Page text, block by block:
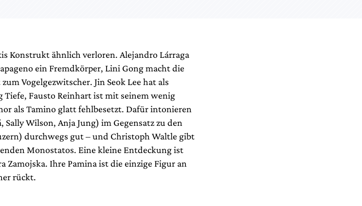
Konstrukt ähnlich verloren. Alejandro Lárraga
ein Fremdkörper, Lini Gong macht die
Vogelgezwitscher. Jin Seok Lee hat als
Tiefe, Fausto Reinhart ist mit seinem wenig
als Tamino glatt fehlbesetzt. Dafür intonieren
Sally Wilson, Anja Jung) im Gegensatz zu den
durchwegs gut – und Christoph Waltle gibt
Monostatos. Eine kleine Entdeckung ist
Zamojska. Ihre Pamina ist die einzige Figur an
rückt.